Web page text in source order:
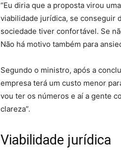
“Eu diria que a proposta virou
viabilidade jurídica, se conseguir
sociedade tiver confortável. Se
Não há motivo também para
Segundo o ministro, após a
empresa terá um custo menor
vou ter os números e aí a gente
clareza”.
Viabilidade jurídica